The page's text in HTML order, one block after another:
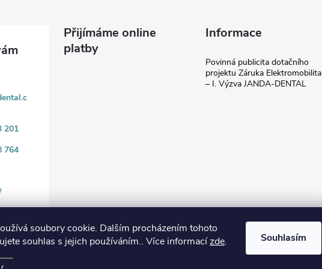
soubory cookie. Dalším procházením tohoto
souhlas s jejich používáním.. Více informacízde. Souhlasím
201
764
Přijímáme online
platby
Informace
Povinná publicita dotačního
projektu Záruka Elektromobilita
– I. Výzva JANDA-DENTAL